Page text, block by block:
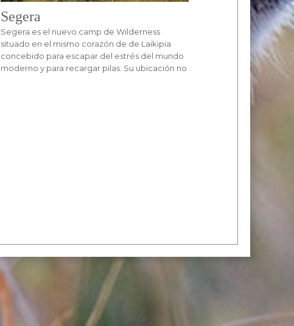
Segera
Segera es el nuevo camp de Wilderness
situado en el mismo corazón de de Laikipia
concebido para escapar del estrés del mundo
moderno y para recargar pilas. Su ubicación no